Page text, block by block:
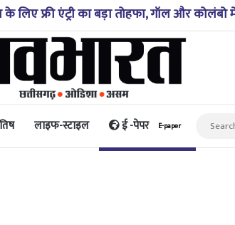
के लिए फ्री एंट्री का बड़ा तोहफा, गॉल और
लाइफ-स्टाइल ई -पेपर E-paper